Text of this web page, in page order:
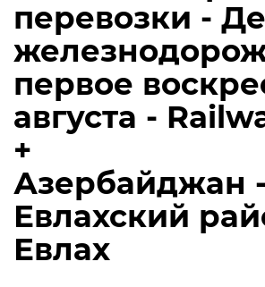
перевозки -
первое
августа -
+
Азербайджан -
Евлахский
Евлах